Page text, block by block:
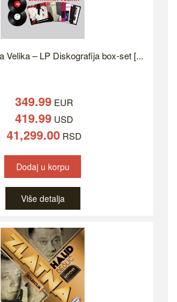
Velika – LP Diskografija box-set [...
349.99 EUR
419.99 USD
41,299.00 RSD
Dodaj u korpu
Više detalja